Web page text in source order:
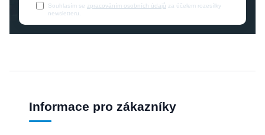
Souhlasím se zpracováním osobních údajů za účelem rozesílky
newsletteru.
Informace pro zákazníky